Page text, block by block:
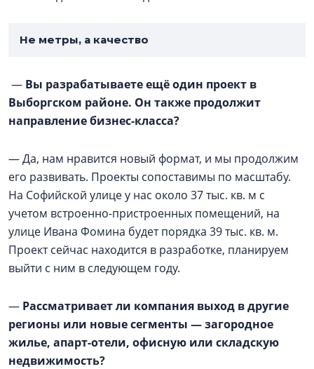
Не метры, а качество
— Вы разрабатываете ещё один проект в
Выборгском районе. Он также продолжит
направление бизнес-класса?
— Да, нам нравится новый формат, и мы продолжим
его развивать. Проекты сопоставимы по масштабу.
На Софийской улице у нас около 37 тыс. кв. м с
учетом встроенно-пристроенных помещений, на
улице Ивана Фомина будет порядка 39 тыс. кв. м.
Проект сейчас находится в разработке, планируем
выйти с ним в следующем году.
— Рассматривает ли компания выход в другие
регионы или новые сегменты — загородное
жилье, апарт-отели, офисную или складскую
недвижимость?